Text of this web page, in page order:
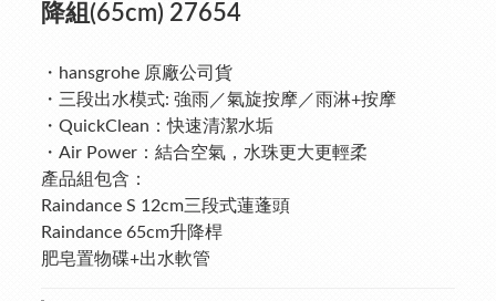
降組(65cm) 27654
・hansgrohe 原廠公司貨
・三段出水模式: 強雨／氣旋按摩／雨淋+按摩
・QuickClean：快速清潔水垢
・Air Power：結合空氣，水珠更大更輕柔
產品組包含：
Raindance S 12cm三段式蓮蓬頭
Raindance 65cm升降桿
肥皂置物碟+出水軟管